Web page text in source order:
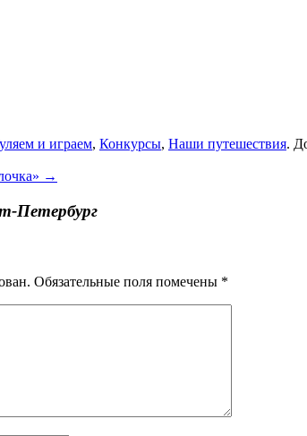
и играем, Конкурсы, Наши путешествия.
→
Петербург
Обязательные поля помечены *